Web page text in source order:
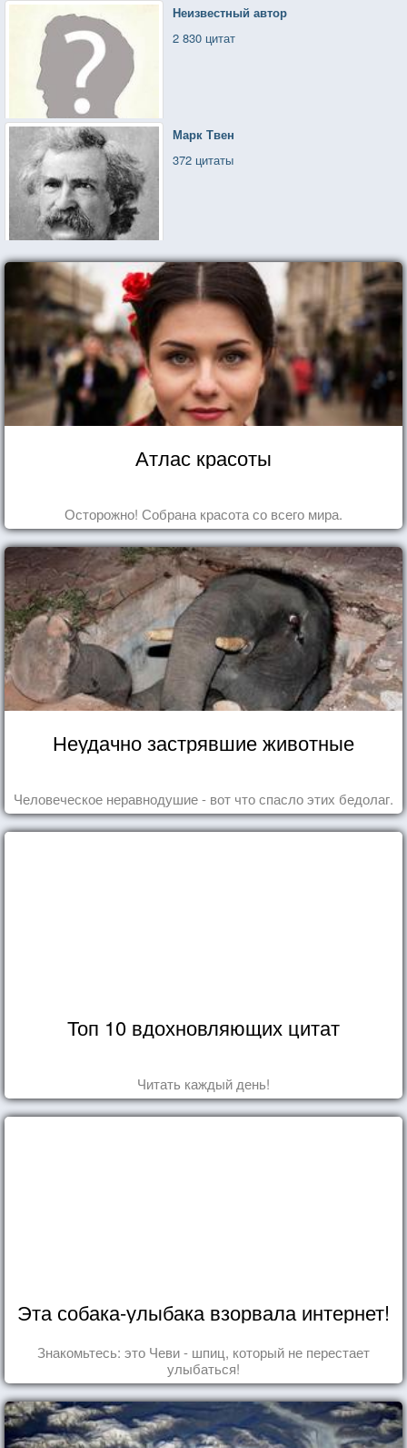
Неизвестный автор
2 830 цитат
Марк Твен
372 цитаты
Атлас красоты
Осторожно! Собрана красота со всего мира.
Неудачно застрявшие животные
Человеческое неравнодушие - вот что спасло этих бедолаг.
Топ 10 вдохновляющих цитат
Читать каждый день!
Эта собака-улыбака взорвала интернет!
Знакомьтесь: это Чеви - шпиц, который не перестает
улыбаться!